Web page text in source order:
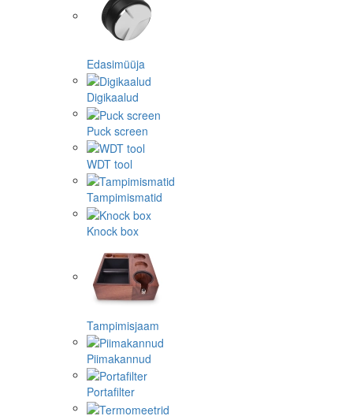
Edasimüüja
Digikaalud
Puck screen
WDT tool
Tampimismatid
Knock box
Tampimisjaam
Piimakannud
Portafilter